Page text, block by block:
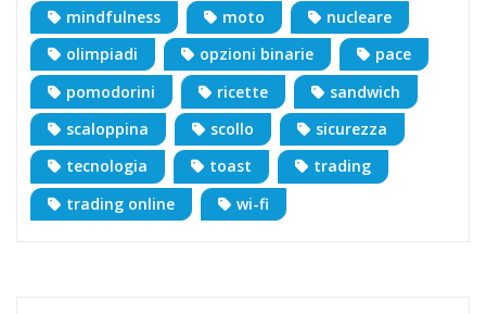
mindfulness
moto
nucleare
olimpiadi
opzioni binarie
pace
pomodorini
ricette
sandwich
scaloppina
scollo
sicurezza
tecnologia
toast
trading
trading online
wi-fi